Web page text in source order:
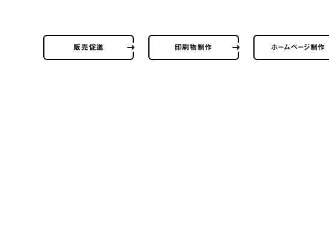
販売促進 印刷物制作 ホームページ制作